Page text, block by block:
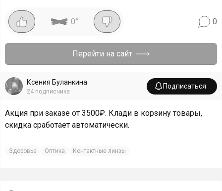
0° 0
Перейти на сайт
Ксения Буланкина
24 подписчика
Подписаться
Акция при заказе от 3500₽. Клади в корзину товары,
скидка сработает автоматически.
Здоровье Оптика Контактные линзы